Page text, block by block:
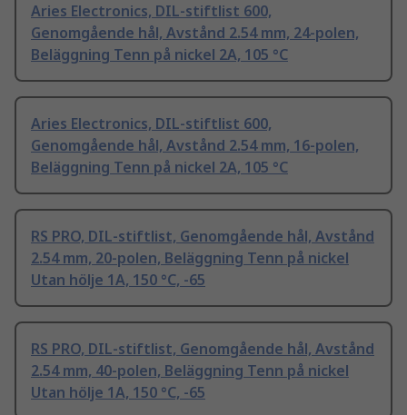
Aries Electronics, DIL-stiftlist 600,
Genomgående hål, Avstånd 2.54 mm, 24-polen,
Beläggning Tenn på nickel 2A, 105 °C
Aries Electronics, DIL-stiftlist 600,
Genomgående hål, Avstånd 2.54 mm, 16-polen,
Beläggning Tenn på nickel 2A, 105 °C
RS PRO, DIL-stiftlist, Genomgående hål, Avstånd
2.54 mm, 20-polen, Beläggning Tenn på nickel
Utan hölje 1A, 150 °C, -65
RS PRO, DIL-stiftlist, Genomgående hål, Avstånd
2.54 mm, 40-polen, Beläggning Tenn på nickel
Utan hölje 1A, 150 °C, -65